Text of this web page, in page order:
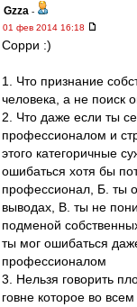
Gzza -
01 фев 2014 16:18
Сорри :)
1. Что признание
человека, а не поиск
2. Что даже если ты
профессионалом и
этого категоричные
ошибаться хотя бы
профессионал, Б. ты
выводах, В. ты не
подменой
ты мог ошибаться
профессионалом
3. Нельзя говорить
говне которое во